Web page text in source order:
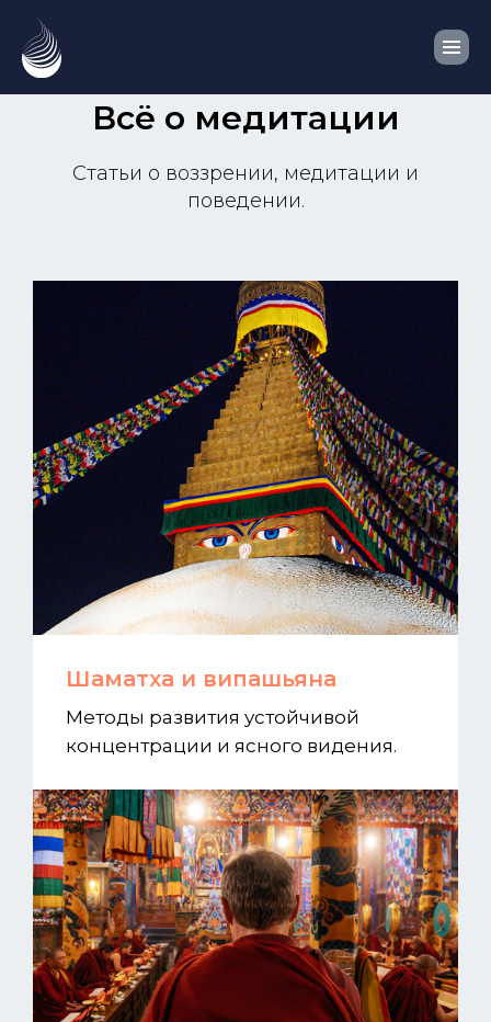
Всё о медитации
Статьи о воззрении, медитации и
поведении.
Шаматха и випашьяна
Методы развития устойчивой
концентрации и ясного видения.